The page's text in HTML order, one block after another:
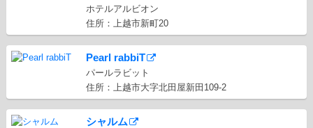
ホテルアルビオン
住所：上越市新町20
Pearl rabbiT
パールラビット
住所：上越市大字北田屋新田109-2
シャルム